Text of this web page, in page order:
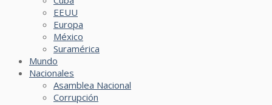
EEUU
Europa
México
Suramérica
Mundo
Nacionales
Asamblea Nacional
Corrupción